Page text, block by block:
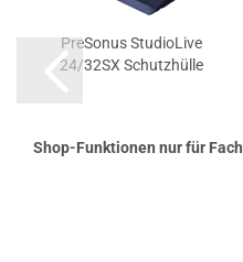
PreSonus StudioLive
24/32SX Schutzhülle
Shop-Funktionen nur für